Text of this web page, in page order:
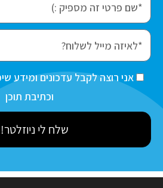
i
r
s
e
e
m
ס
כ
ה
אני רוצה לקבל עדכונים ומידע
וכתיבת תוכן
שלח לי ניוזלטר!